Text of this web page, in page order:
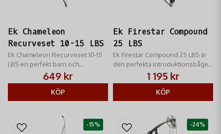
Ek Chameleon
Recurveset 10-15 LBS
Ek Chameleon Recurveset 10-15
LBS en perfekt barn och
ungdomsbåge som vill prova på
bågskytte
649 kr
KÖP
Ek Firestar Compound
25 LBS
Ek Firestar Compound 25 LBS är
den perfekta introduktionsbågen
för alla som vill ha bågskytte som
hobby.
1 195 kr
KÖP
-15% -24%